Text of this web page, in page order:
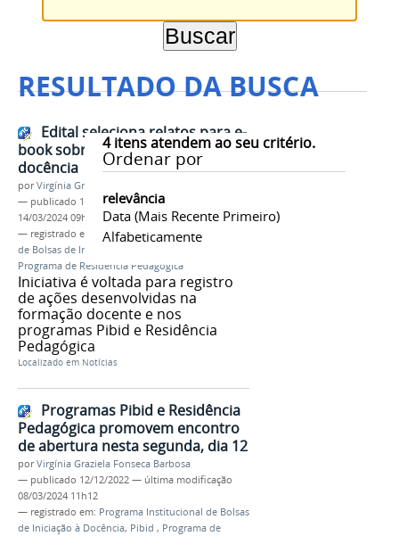
RESULTADO DA BUSCA
4itens atendem ao seu critério.
Ordenar por
relevância
Data (mais Recente Primeiro)
Alfabeticamente
Edital seleciona relatos para e-
book sobre experiências em
docência
porVirgínia Graziela Fonseca Barbosa
— publicado 19/11/2020—última modificação
14/03/2024 09h26
— registrado em:
Proen,Programa Institucional
de Bolsas de Iniciação à Docência
Programa de Residência Pedagógica
Iniciativa é voltada para registro
de ações desenvolvidas na
formação docente e nos
programas Pibid e Residência
Pedagógica
Localizado em Notícias
Programas Pibid e Residência
Pedagógica promovem encontro
de abertura nesta segunda, dia 12
porVirgínia Graziela Fonseca Barbosa
— publicado 12/12/2022 — última modificação
08/03/2024 11h12
— registrado em: Programa Institucional de Bolsas
de Iniciação à Docência, Pibid , Programa de